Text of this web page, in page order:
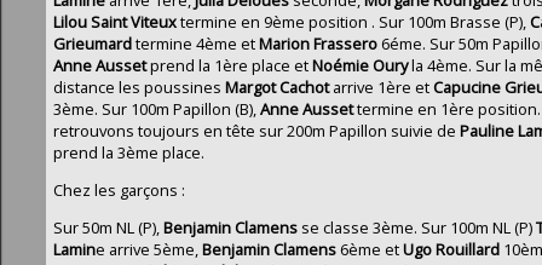
LilouSaint Viteuxtermine en 9ème position . Sur 100m Brasse (P),
Grieumardtermine 4ème etMarionFrassero 6éme. Sur 50m
Anne Aussetprend la 1ère place etNoémie Ouryla 4ème. Sur la
distance les poussines Margot Cachotarrive 1ère etCapucine
3ème. Sur 100m Papillon (B),Anne Aussettermine en 1ère
retrouvons toujours en tête sur 200m Papillon suivie de Pauline
prend la 3ème place.
Chez les garçons :
Sur 50m NL (P),Benjamin Clamens se classe 3ème. Sur 100m NL (P)
Lamine arrive 5ème,BenjaminClamens 6ème etUgo Rouillard